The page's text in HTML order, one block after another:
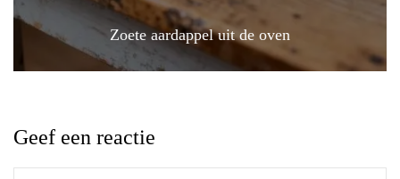
Zoete aardappel uit de oven
Geef een reactie